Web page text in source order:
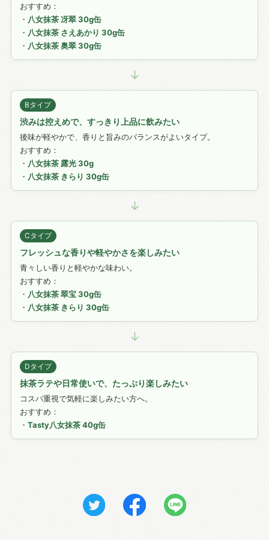
おすすめ：
・ 八女抹茶 冴翠 30g缶
・ 八女抹茶 さえあかり 30g缶
・ 八女抹茶 奥翠 30g缶
↓
Bタイプ
渋みは控えめで、すっきり上品に飲みたい
後味が軽やかで、香りと旨みのバランスがよいタイプ。
おすすめ：
・ 八女抹茶 露光 30g
・ 八女抹茶 きらり 30g缶
↓
Cタイプ
フレッシュな香りや軽やかさを楽しみたい
青々しい香りと軽やかな味わい。
おすすめ：
・ 八女抹茶 翠宝 30g缶
・ 八女抹茶 きらり 30g缶
↓
Dタイプ
抹茶ラテや日常使いで、たっぷり楽しみたい
コスパ重視で気軽に楽しみたい方へ。
おすすめ：
・ Tasty八女抹茶 40g缶